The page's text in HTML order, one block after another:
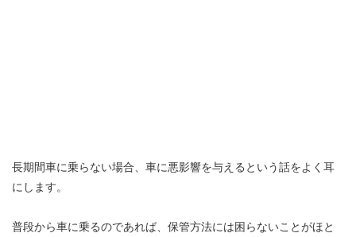
長期間車に乗らない場合、車に悪影響を与えるという話をよく耳
にします。
普段から車に乗るのであれば、保管方法には困らないことがほと